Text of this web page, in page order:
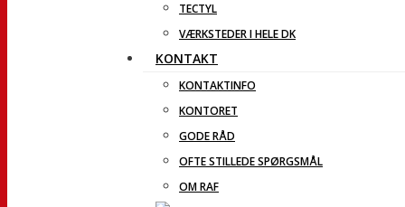
TECTYL
VÆRKSTEDER I HELE DK
KONTAKT
KONTAKTINFO
KONTORET
GODE RÅD
OFTE STILLEDE SPØRGSMÅL
OM RAF